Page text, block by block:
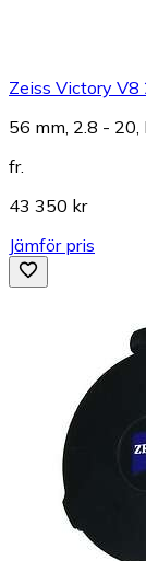
Zeiss Victory
56 mm, 2.8 -
fr.
43 350 kr
Jämför pris